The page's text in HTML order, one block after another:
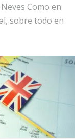
Como en
sobre todo en